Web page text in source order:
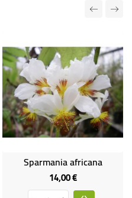
Sparmania africana
14,00 €Prix